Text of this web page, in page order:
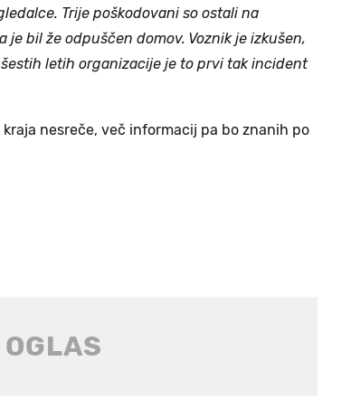
Trije poškodovani so ostali na
bil že odpuščen domov. Voznik je izkušen,
letih organizacije je to prvi tak incident
nesreče, več informacij pa bo znanih po